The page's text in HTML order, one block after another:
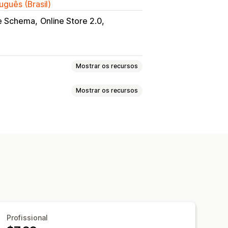
(Brasil)
Schema
Online Store 2.0
Mostrar os recursos
Mostrar os recursos
Profissional